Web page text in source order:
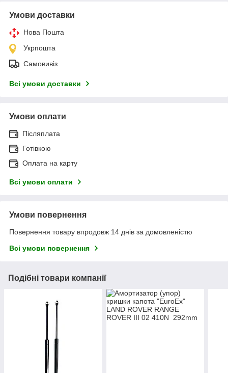
Умови доставки
Нова Пошта
Укрпошта
Самовивіз
Всі умови доставки
Умови оплати
Післяплата
Готівкою
Оплата на карту
Всі умови оплати
Умови повернення
Повернення товару впродовж 14 днів за домовленістю
Всі умови повернення
Подібні товари компанії